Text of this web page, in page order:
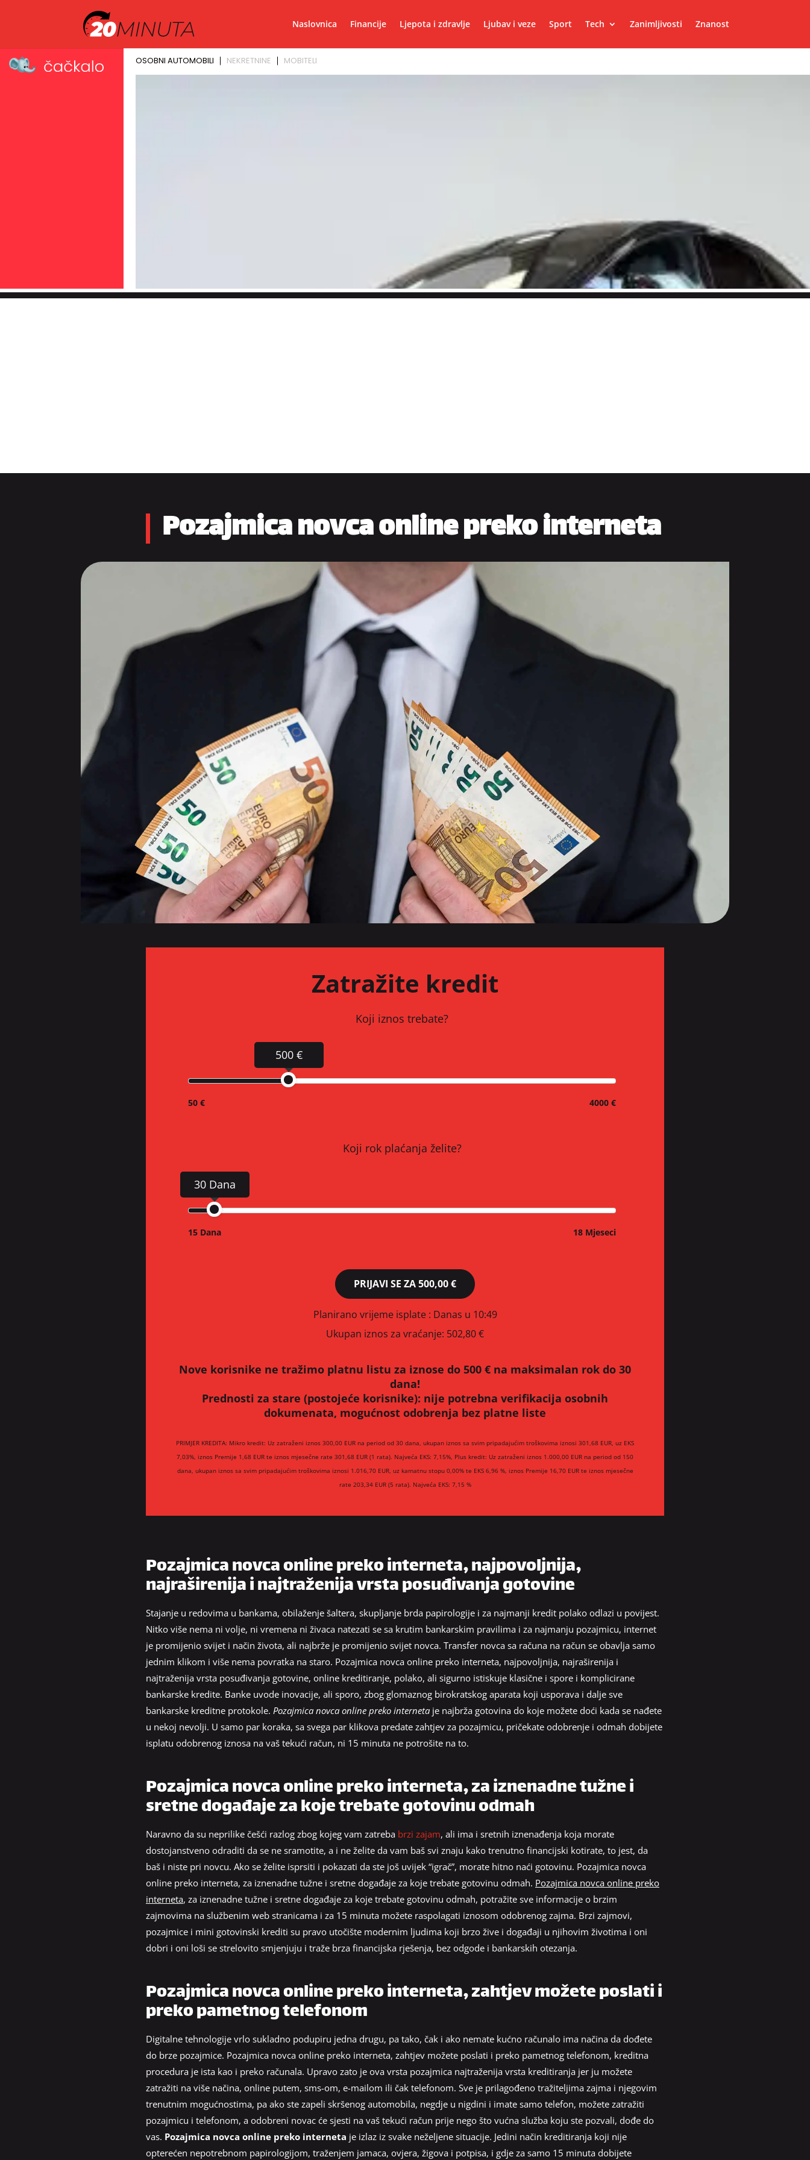
Naslovnica Financije Ljepota i zdravlje Ljubav i veze Sport Tech Zanimljivosti Znanost
Pozajmica novca online preko interneta
Zatražite kredit
Koji iznos trebate?
500 €
50 € 4000 €
Koji rok plaćanja želite?
30 Dana
15 Dana 18 Mjeseci
PRIJAVI SE ZA500,00 €
Planirano vrijeme isplate : Danas u 10:49
Ukupan iznos za vraćanje: 502,80 €
Nove korisnike ne tražimo platnu listu za iznose do 500 € na maksimalan rok do 30
dana!
Prednosti za stare (postojeće korisnike): nije potrebna verifikacija osobnih
dokumenata, mogućnost odobrenja bez platne liste
PRIMJER KREDITA: Mikro kredit: Uz zatraženi iznos 300,00 EUR na period od 30 dana, ukupan iznos sa svim pripadajućim troškovima iznosi 301,68 EUR, uz EKS
7,03%, iznos Premije 1,68 EUR te iznos mjesečne rate 301,68 EUR (1 rata). Najveća EKS: 7,15%, Plus kredit: Uz zatraženi iznos 1.000,00 EUR na period od 150
dana, ukupan iznos sa svim pripadajućim troškovima iznosi 1.016,70 EUR, uz kamatnu stopu 0,00% te EKS 6,96 %, iznos Premije 16,70 EUR te iznos mjesečne
rate 203,34 EUR (5 rata). Najveća EKS: 7,15 %
Pozajmica novca online preko interneta, najpovoljnija,
najraširenija i najtraženija vrsta posuđivanja gotovine
Stajanje u redovima u bankama, obilaženje šaltera, skupljanje brda papirologije i za najmanji kredit polako odlazi u povijest.
Nitko više nema ni volje, ni vremena ni živaca natezati se sa krutim bankarskim pravilima i za najmanju pozajmicu, internet
je promijenio svijet i način života, ali najbrže je promijenio svijet novca. Transfer novca sa računa na račun se obavlja samo
jednim klikom i više nema povratka na staro. Pozajmica novca online preko interneta, najpovoljnija, najraširenija i
najtraženija vrsta posuđivanja gotovine, online kreditiranje, polako, ali sigurno istiskuje klasične i spore i komplicirane
bankarske kredite. Banke uvode inovacije, ali sporo, zbog glomaznog birokratskog aparata koji usporava i dalje sve
bankarske kreditne protokole. Pozajmica novca online preko interneta je najbrža gotovina do koje možete doći kada se nađete
u nekoj nevolji. U samo par koraka, sa svega par klikova predate zahtjev za pozajmicu, pričekate odobrenje i odmah dobijete
isplatu odobrenog iznosa na vaš tekući račun, ni 15 minuta ne potrošite na to.
Pozajmica novca online preko interneta, za iznenadne tužne i
sretne događaje za koje trebate gotovinu odmah
Naravno da su neprilike češći razlog zbog kojeg vam zatreba brzi zajam, ali ima i sretnih iznenađenja koja morate
dostojanstveno odraditi da se ne sramotite, a i ne želite da vam baš svi znaju kako trenutno financijski kotirate, to jest, da
baš i niste pri novcu. Ako se želite isprsiti i pokazati da ste još uvijek “igrač”, morate hitno naći gotovinu. Pozajmica novca
online preko interneta, za iznenadne tužne i sretne događaje za koje trebate gotovinu odmah. Pozajmica novca online preko
interneta, za iznenadne tužne i sretne događaje za koje trebate gotovinu odmah, potražite sve informacije o brzim
zajmovima na službenim web stranicama i za 15 minuta možete raspolagati iznosom odobrenog zajma. Brzi zajmovi,
pozajmice i mini gotovinski krediti su pravo utočište modernim ljudima koji brzo žive i događaji u njihovim životima i oni
dobri i oni loši se strelovito smjenjuju i traže brza financijska rješenja, bez odgode i bankarskih otezanja.
Pozajmica novca online preko interneta, zahtjev možete poslati i
preko pametnog telefonom
Digitalne tehnologije vrlo sukladno podupiru jedna drugu, pa tako, čak i ako nemate kućno računalo ima načina da dođete
do brze pozajmice. Pozajmica novca online preko interneta, zahtjev možete poslati i preko pametnog telefonom, kreditna
procedura je ista kao i preko računala. Upravo zato je ova vrsta pozajmica najtraženija vrsta kreditiranja jer ju možete
zatražiti na više načina, online putem, sms-om, e-mailom ili čak telefonom. Sve je prilagođeno tražiteljima zajma i njegovim
trenutnim mogućnostima, pa ako ste zapeli skršenog automobila, negdje u nigdini i imate samo telefon, možete zatražiti
pozajmicu i telefonom, a odobreni novac će sjesti na vaš tekući račun prije nego što vućna služba koju ste pozvali, dođe do
vas. Pozajmica novca online preko interneta je izlaz iz svake neželjene situacije. Jedini način kreditiranja koji nije
opterećen nepotrebnom papirologijom, traženjem jamaca, ovjera, žigova i potpisa, i gdje za samo 15 minuta dobijete